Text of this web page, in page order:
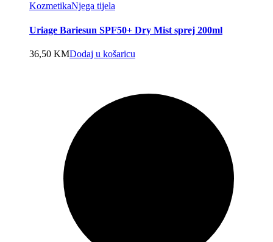
KozmetikaNjega tijela
Uriage Bariesun SPF50+ Dry Mist sprej 200ml
36,50 KMDodaj u košaricu